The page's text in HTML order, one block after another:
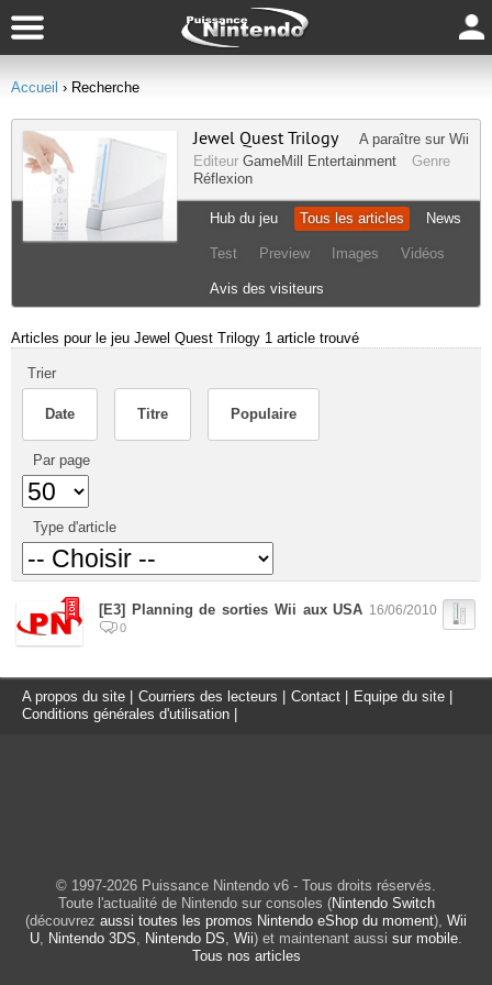
Accueil › Recherche
Jewel Quest Trilogy A paraître sur Wii
Editeur GameMill Entertainment
Genre
Réflexion
Hub du jeu Tous les articles News
Test Preview Images Vidéos
Avis des visiteurs
Articles pour le jeu Jewel Quest Trilogy 1 article trouvé
Trier
Date Titre Populaire
Par page
Type d'article
[E3] Planning de sorties Wii aux USA 16/06/2010
0
A propos du site Courriers des lecteurs Contact Equipe du site
Conditions générales d'utilisation
© 1997-2026 Puissance Nintendo v6 - Tous droits réservés.
Toute l'actualité de Nintendo sur consoles (Nintendo Switch
(découvrez aussi toutes les promos Nintendo eShop du moment), Wii
U, Nintendo 3DS, Nintendo DS, Wii) et maintenant aussi sur mobile.
Tous nos articles